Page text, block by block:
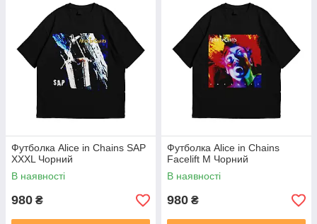
Футболка Alice in Chains SAP
XXXL Чорний
В наявності
980 ₴
Футболка Alice in Chains
Facelift M Чорний
В наявності
980 ₴